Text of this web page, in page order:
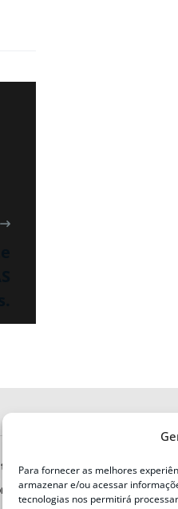
Para fornecer as melhores
armazenar e/ou acessar
tecnologias nos permitirá
Segunda a
diariamente
Defesa
Catarina
Av. Ivo